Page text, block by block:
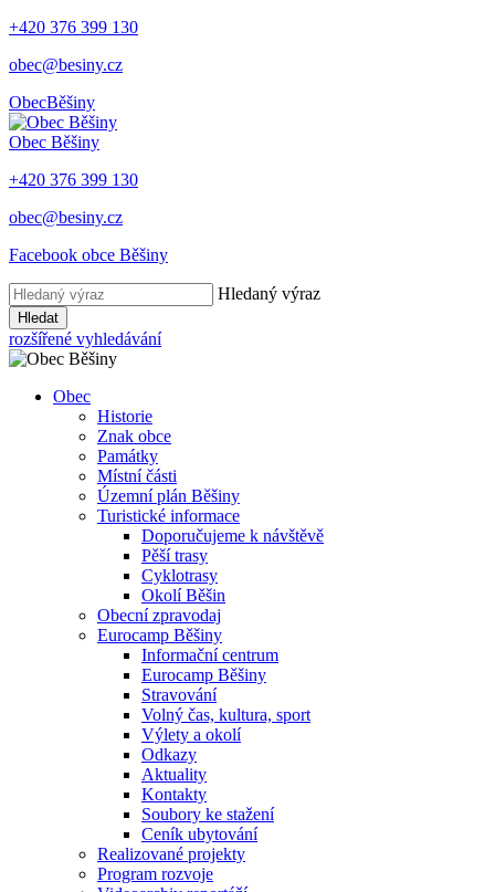
+420 376 399 130
obec@besiny.cz
ObecBěšiny
Obec Běšiny
+420 376 399 130
obec@besiny.cz
Facebook obce Běšiny
Hledaný výraz
Hledat
rozšířené vyhledávání
Obec
Historie
Znak obce
Památky
Místní části
Územní plán Běšiny
Turistické informace
Doporučujeme k návštěvě
Pěší trasy
Cyklotrasy
Okolí Běšin
Obecní zpravodaj
Eurocamp Běšiny
Informační centrum
Eurocamp Běšiny
Stravování
Volný čas, kultura, sport
Výlety a okolí
Odkazy
Aktuality
Kontakty
Soubory ke stažení
Ceník ubytování
Realizované projekty
Program rozvoje